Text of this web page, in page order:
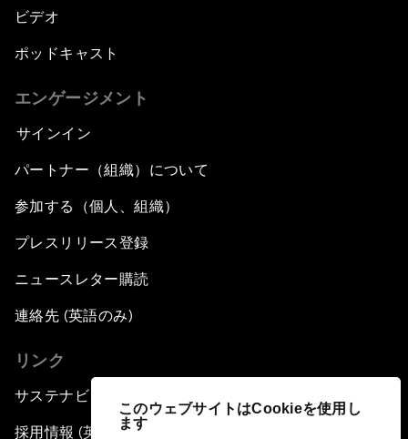
このウェブサイトはCookieを使用し
ます
ビデオ
ポッドキャスト
エンゲージメント
サインイン
パートナー（組織）について
参加する（個人、組織）
プレスリリース登録
ニュースレター購読
連絡先 (英語のみ)
リンク
サステナビリティへの取り組み
採用情報 (英語のみ)